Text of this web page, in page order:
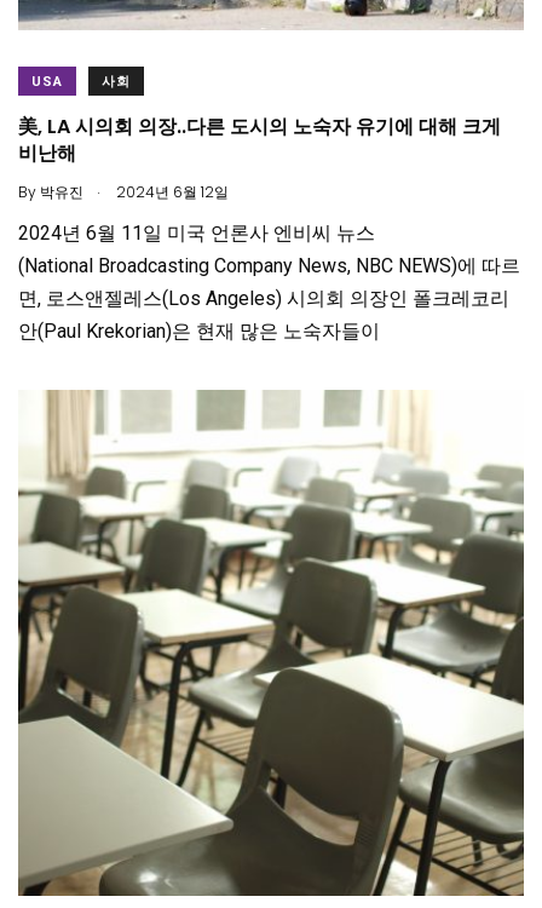
USA 사회
美, LA 시의회 의장..다른 도시의 노숙자 유기에 대해 크게
비난해
By 박유진 . 2024년 6월 12일
2024년 6월 11일 미국 언론사 엔비씨 뉴스
(National Broadcasting Company News, NBC NEWS)에 따르
면, 로스앤젤레스(Los Angeles) 시의회 의장인 폴크레코리
안(Paul Krekorian)은 현재 많은 노숙자들이